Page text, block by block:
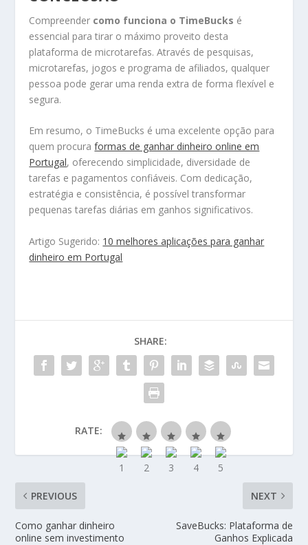
Compreender como funciona o TimeBucks é
essencial para tirar o máximo proveito desta
plataforma de microtarefas. Através de pesquisas,
microtarefas, jogos e programa de afiliados, qualquer
pessoa pode gerar uma renda extra de forma flexível e
segura.
Em resumo, o TimeBucks é uma excelente opção para
quem procuraformas de ganhar dinheiro online em
Portugal, oferecendo simplicidade, diversidade de
tarefas e pagamentos confiáveis. Com dedicação,
estratégia e consistência, é possível transformar
pequenas tarefas diárias em ganhos significativos.
Artigo Sugerido: 10 melhores aplicações para ganhar
dinheiro em Portugal
SHARE:
RATE:
PREVIOUS
Como ganhar dinheiro
online sem investimento
NEXT
SaveBucks: Plataforma de
Ganhos Explicada